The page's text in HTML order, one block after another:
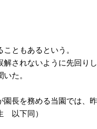
ともあるという。
されないように先回り
た。
長を務める当園では、
以下同）